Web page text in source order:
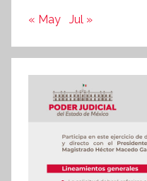
« May Jul »